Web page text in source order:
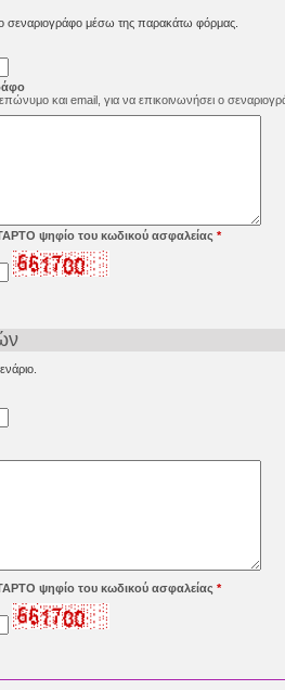
σεναριογράφο μέσω της παρακάτω φόρμας.
και email, για να επικοινωνήσει ο
ψηφίο του κωδικού ασφαλείας *
ψηφίο του κωδικού ασφαλείας *